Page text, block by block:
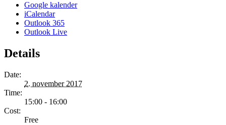
Google kalender
iCalendar
Outlook 365
Outlook Live
Details
Date:
2. november 2017
Time:
15:00 - 16:00
Cost:
Free